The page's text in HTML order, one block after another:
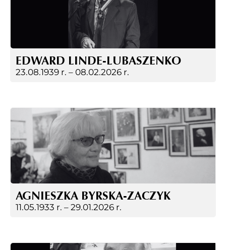
EDWARD LINDE-LUBASZENKO
23.08.1939 r. – 08.02.2026 r.
AGNIESZKA BYRSKA-ZACZYK
11.05.1933 r. – 29.01.2026 r.